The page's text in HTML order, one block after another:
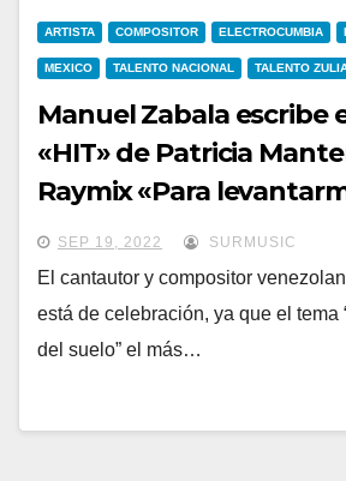
ARTISTA COMPOSITOR ELECTROCUMBIA
MEXICO TALENTO NACIONAL TALENTO
Manuel Zabala escribe
«HIT» de Patricia
Raymix «Para
suelo»
SEP 19, 2022 SURMUSIC
El cantautor y compositor
está de celebración, ya que el tema
del suelo” el más…